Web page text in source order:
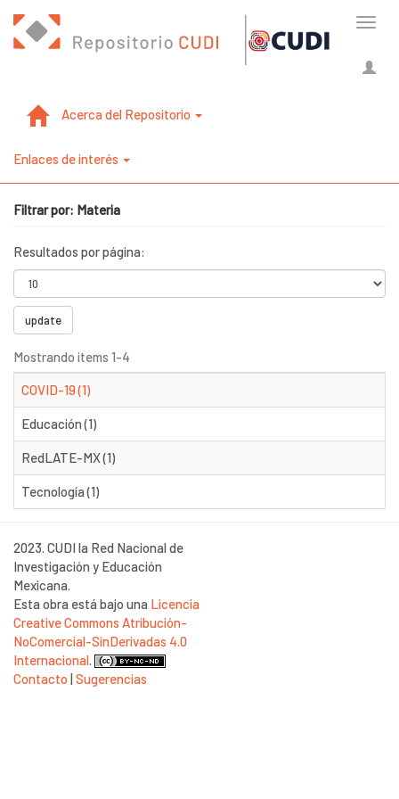
Acerca del Repositorio
Enlaces de interés
Filtrar por: Materia
Resultados por página:
update
Mostrando items 1-4
COVID-19 (1)
Educación (1)
RedLATE-MX (1)
Tecnología (1)
2023. CUDI la Red Nacional de
Investigación y Educación
Mexicana.
Esta obra está bajo una Licencia
Creative Commons Atribución-
NoComercial-SinDerivadas 4.0
Internacional
Contacto |Sugerencias